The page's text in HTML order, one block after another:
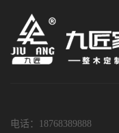
电话：18768389888